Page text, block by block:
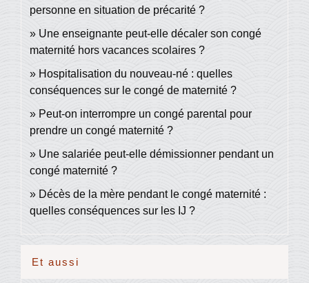
personne en situation de précarité ?
Une enseignante peut-elle décaler son congé
maternité hors vacances scolaires ?
Hospitalisation du nouveau-né : quelles
conséquences sur le congé de maternité ?
Peut-on interrompre un congé parental pour
prendre un congé maternité ?
Une salariée peut-elle démissionner pendant un
congé maternité ?
Décès de la mère pendant le congé maternité :
quelles conséquences sur les IJ ?
Et aussi